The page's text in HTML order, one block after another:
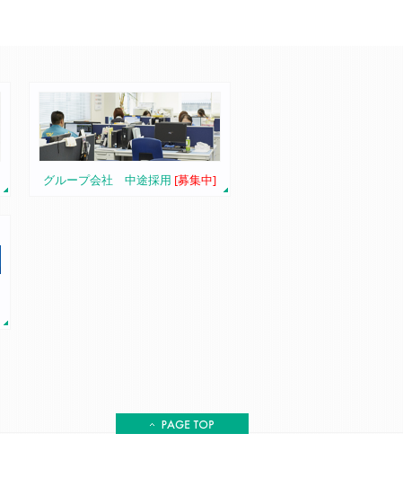
グループ会社 中途採用 [募集中]